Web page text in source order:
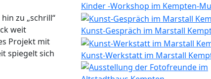
zu „schrill“
weit
Projekt mit
spiegelt sich
Kinder -Workshop im Kempten-
Kunst-Gespräch im Marstall
Kunst-Werkstatt im Marstall